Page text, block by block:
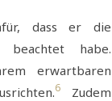
dass er die
beachtet habe.
erwartbaren
6 Zudem